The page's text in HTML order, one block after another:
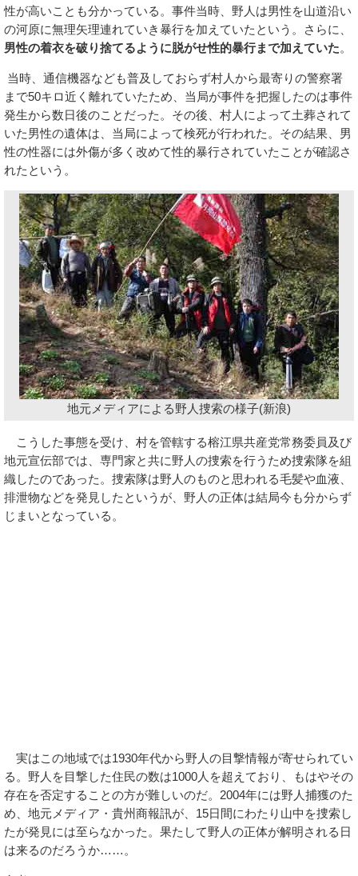
性が高いことも分かっている。事件当時、野人は男性を山道沿い
の河原に無理矢理連れていき暴行を加えていたという。さらに、
男性の着衣を破り捨てるように脱がせ性的暴行まで加えていた。
当時、通信機器なども普及しておらず村人から最寄りの警察署
まで50キロ近く離れていたため、当局が事件を把握したのは事件
発生から数日後のことだった。その後、村人によって土葬されて
いた男性の遺体は、当局によって検死が行われた。その結果、男
性の性器には外傷が多く改めて性的暴行されていたことが確認さ
れたという。
地元メディアによる野人捜索の様子(新浪)
こうした事態を受け、村を管轄する榕江県共産党常務委員及び
地元宣伝部では、専門家と共に野人の捜索を行うため捜索隊を組
織したのであった。捜索隊は野人のものと思われる毛髪や血液、
排泄物などを発見したというが、野人の正体は結局今も分からず
じまいとなっている。
実はこの地域では1930年代から野人の目撃情報が寄せられてい
る。野人を目撃した住民の数は1000人を超えており、もはやその
存在を否定することの方が難しいのだ。2004年には野人捕獲のた
め、地元メディア・貴州商報訊が、15日間にわたり山中を捜索し
たが発見には至らなかった。果たして野人の正体が解明される日
は来るのだろうか……。